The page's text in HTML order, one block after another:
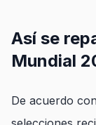
Así se
Mundial
De acuerdo